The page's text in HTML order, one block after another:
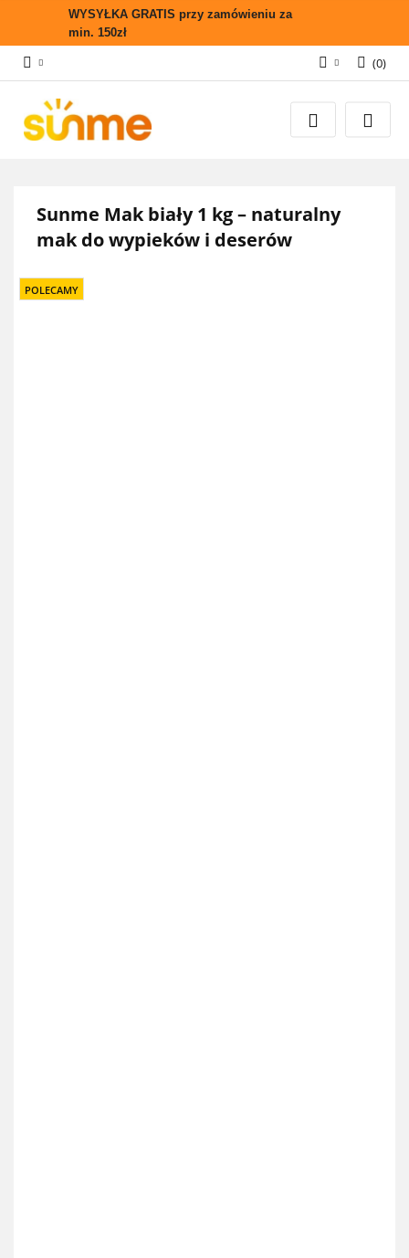
WYSYŁKA GRATIS przy zamówieniu za
min. 150zł
Zaloguj się
Zarejestruj się
(0)
Sunme Mak biały 1 kg – naturalny
mak do wypieków i deserów
POLECAMY